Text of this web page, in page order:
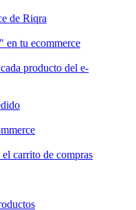
de Riqra
en tu ecommerce
producto del e-
carrito de compras